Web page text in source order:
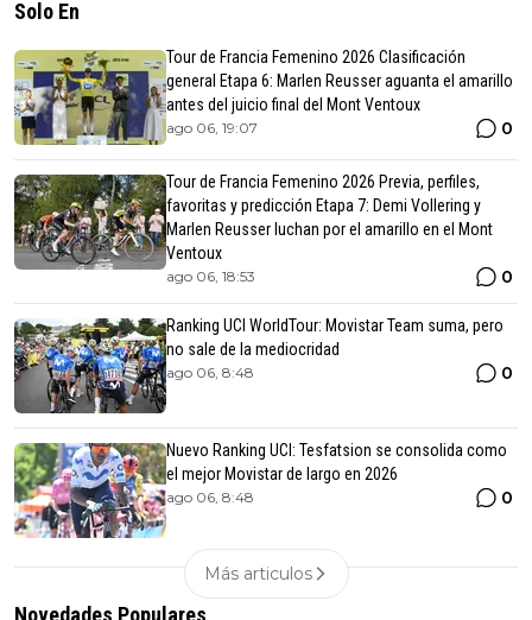
Solo En
Tour de Francia Femenino 2026 Clasificación
general Etapa 6: Marlen Reusser aguanta el amarillo
antes del juicio final del Mont Ventoux
ago 06, 19:07 0
Tour de Francia Femenino 2026 Previa, perfiles,
favoritas y predicción Etapa 7: Demi Vollering y
Marlen Reusser luchan por el amarillo en el Mont
Ventoux
ago 06, 18:53 0
Ranking UCI WorldTour: Movistar Team suma, pero
no sale de la mediocridad
ago 06, 8:48 0
Nuevo Ranking UCI: Tesfatsion se consolida como
el mejor Movistar de largo en 2026
ago 06, 8:48 0
Más articulos
Novedades Populares